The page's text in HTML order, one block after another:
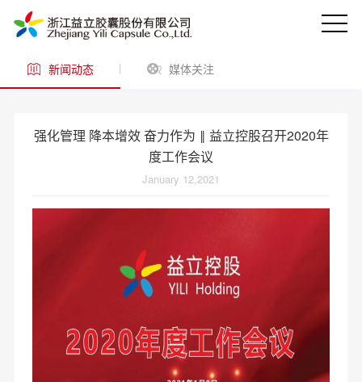
新闻动态 媒体关注
强化管理 降本增效 奋力作为 ‖ 益立控股召开2020年
度工作会议
January 12,2021